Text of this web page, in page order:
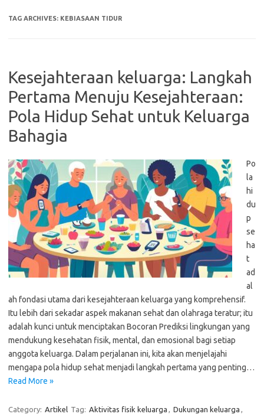
TAG ARCHIVES: KEBIASAAN TIDUR
Kesejahteraan keluarga: Langkah
Pertama Menuju Kesejahteraan:
Pola Hidup Sehat untuk Keluarga
Bahagia
Po
la
hi
du
p
se
ha
t
ad
al
ah fondasi utama dari kesejahteraan keluarga yang komprehensif.
Itu lebih dari sekadar aspek makanan sehat dan olahraga teratur; itu
adalah kunci untuk menciptakan Bocoran Prediksi lingkungan yang
mendukung kesehatan fisik, mental, dan emosional bagi setiap
anggota keluarga. Dalam perjalanan ini, kita akan menjelajahi
mengapa pola hidup sehat menjadi langkah pertama yang penting…
Read More »
Category: Artikel Tag: Aktivitas fisik keluarga , Dukungan keluarga ,